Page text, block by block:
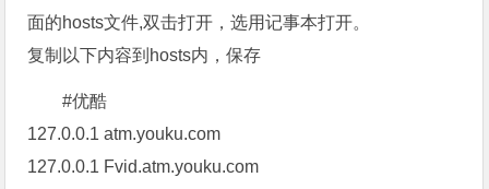
面的hosts文件,双击打开，选用记事本打开。
复制以下内容到hosts内，保存
#优酷
127.0.0.1 atm.youku.com
127.0.0.1 Fvid.atm.youku.com